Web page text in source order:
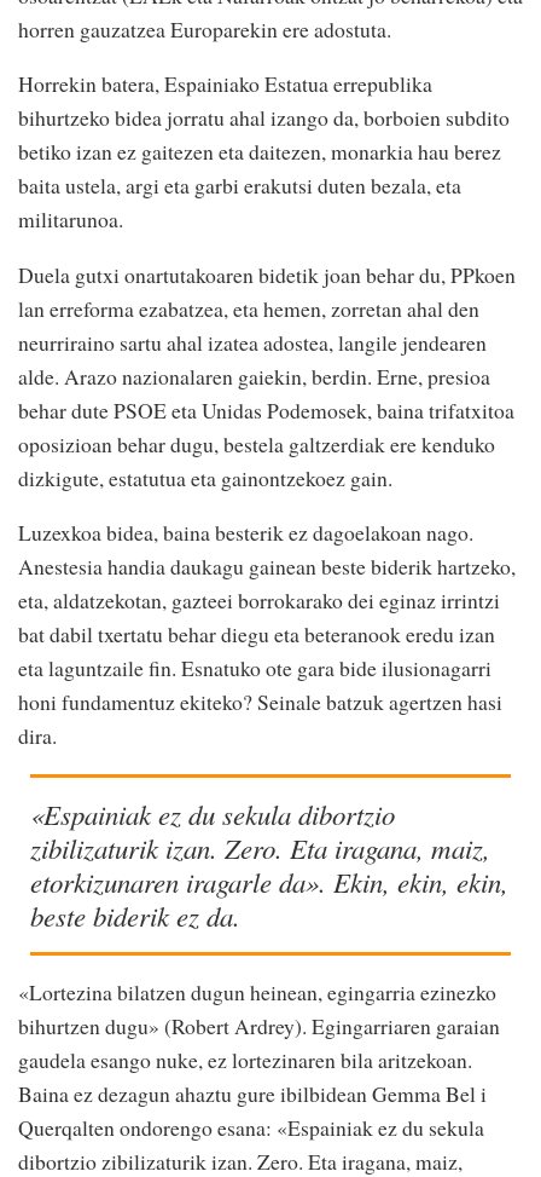
horren gauzatzea Europarekin ere adostuta.
Horrekin batera, Espainiako Estatua errepublika
bihurtzeko bidea jorratu ahal izango da, borboien subdito
betiko izan ez gaitezen eta daitezen, monarkia hau berez
baita ustela, argi eta garbi erakutsi duten bezala, eta
militarunoa.
Duela gutxi onartutakoaren bidetik joan behar du, PPkoen
lan erreforma ezabatzea, eta hemen, zorretan ahal den
neurriraino sartu ahal izatea adostea, langile jendearen
alde. Arazo nazionalaren gaiekin, berdin. Erne, presioa
behar dute PSOE eta Unidas Podemosek, baina trifatxitoa
oposizioan behar dugu, bestela galtzerdiak ere kenduko
dizkigute, estatutua eta gainontzekoez gain.
Luzexkoa bidea, baina besterik ez dagoelakoan nago.
Anestesia handia daukagu gainean beste biderik hartzeko,
eta, aldatzekotan, gazteei borrokarako dei eginaz irrintzi
bat dabil txertatu behar diegu eta beteranook eredu izan
eta laguntzaile fin. Esnatuko ote gara bide ilusionagarri
honi fundamentuz ekiteko? Seinale batzuk agertzen hasi
dira.
«Espainiak ez du sekula dibortzio
zibilizaturik izan. Zero. Eta iragana, maiz,
etorkizunaren iragarle da». Ekin, ekin, ekin,
beste biderik ez da.
«Lortezina bilatzen dugun heinean, egingarria ezinezko
bihurtzen dugu» (Robert Ardrey). Egingarriaren garaian
gaudela esango nuke, ez lortezinaren bila aritzekoan.
Baina ez dezagun ahaztu gure ibilbidean Gemma Bel i
Querqalten ondorengo esana: «Espainiak ez du sekula
dibortzio zibilizaturik izan. Zero. Eta iragana, maiz,